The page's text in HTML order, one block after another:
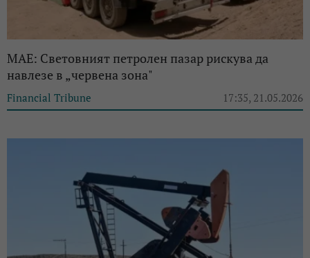
МАЕ: Световният петролен пазар рискува да
навлезе в „червена зона"
Financial Tribune 17:35, 21.05.2026